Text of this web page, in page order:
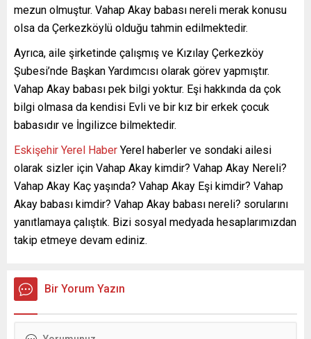
mezun olmuştur. Vahap Akay babası nereli merak konusu
olsa da Çerkezköylü olduğu tahmin edilmektedir.
Ayrıca, aile şirketinde çalışmış ve Kızılay Çerkezköy
Şubesi’nde Başkan Yardımcısı olarak görev yapmıştır.
Vahap Akay babası pek bilgi yoktur. Eşi hakkında da çok
bilgi olmasa da kendisi Evli ve bir kız bir erkek çocuk
babasıdır ve İngilizce bilmektedir.
Eskişehir Yerel Haber Yerel haberler ve sondaki ailesi
olarak sizler için Vahap Akay kimdir? Vahap Akay Nereli?
Vahap Akay Kaç yaşında? Vahap Akay Eşi kimdir? Vahap
Akay babası kimdir? Vahap Akay babası nereli? sorularını
yanıtlamaya çalıştık. Bizi sosyal medyada hesaplarımızdan
takip etmeye devam ediniz.
Bir Yorum Yazın